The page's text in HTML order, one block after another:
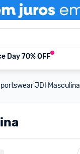
Day 70% OFF
JDI Masculina